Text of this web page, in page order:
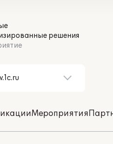
решения
Мероприятия